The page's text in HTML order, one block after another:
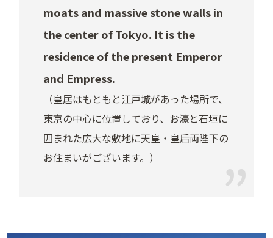
moats and massive stone walls in
the center of Tokyo. It is the
residence of the present Emperor
and Empress.
（皇居はもともと江戸城があった場所で、
東京の中心に位置しており、お濠と石垣に
囲まれた広大な敷地に天皇・皇后両陛下の
お住まいがございます。）